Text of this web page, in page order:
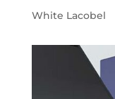
White Lacobel